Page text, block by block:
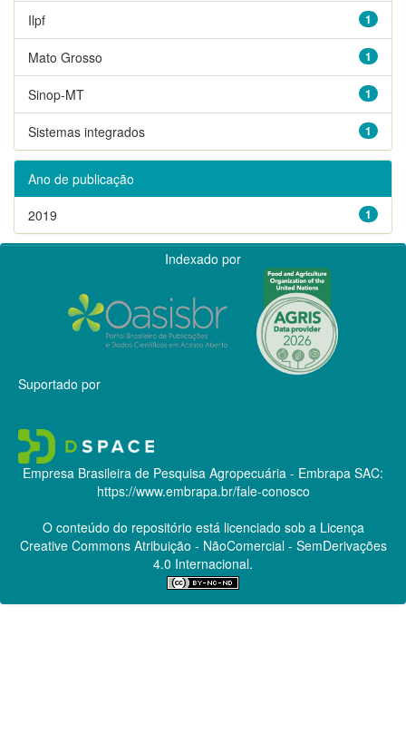
1
Ilpf
1
Mato Grosso
1
Sinop-MT
1
Sistemas integrados
Ano de publicação
1
2019
Indexado por
Suportado por
Empresa Brasileira de Pesquisa Agropecuária - Embrapa SAC:
https://www.embrapa.br/fale-conosco
O conteúdo do repositório está licenciado sob a Licença
Creative CommonsAtribuição - NãoComercial - SemDerivações
4.0 Internacional.